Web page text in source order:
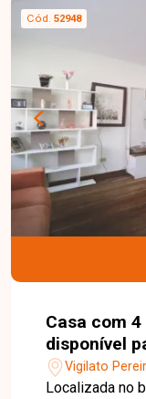
Cód. 52948
Casa com
disponível
Vigilato
Vigilato
Localizada no